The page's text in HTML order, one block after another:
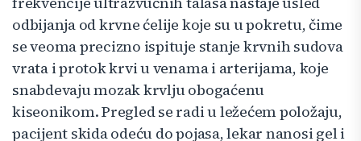
odbijanja od krvne ćelije koje su u pokretu, čime
se veoma precizno ispituje stanje krvnih sudova
vrata i protok krvi u venama i arterijama, koje
snabdevaju mozak krvlju obogaćenu
kiseonikom. Pregled se radi u ležećem položaju,
pacijent skida odeću do pojasa, lekar nanosi gel i